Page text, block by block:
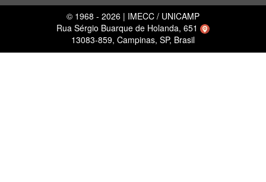
© 1968 - 2026 | IMECC / UNICAMP
Rua Sérgio Buarque de Holanda, 651
13083-859, Campinas, SP, Brasil